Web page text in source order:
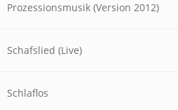
Prozessionsmusik (Version 2012)
Schafslied (Live)
Schlaflos